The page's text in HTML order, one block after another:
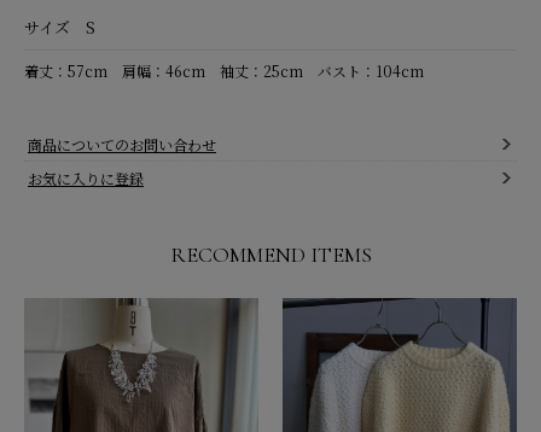
サイズ S
着丈：57cm 肩幅：46cm 袖丈：25cm バスト：104cm
商品についてのお問い合わせ
お気に入りに登録
RECOMMEND ITEMS